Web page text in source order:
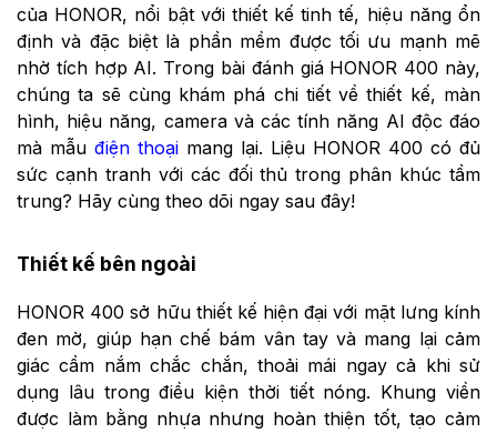
của HONOR, nổi bật với thiết kế tinh tế, hiệu năng ổn
định và đặc biệt là phần mềm được tối ưu mạnh mẽ
nhờ tích hợp AI. Trong bài đánh giá HONOR 400 này,
chúng ta sẽ cùng khám phá chi tiết về thiết kế, màn
hình, hiệu năng, camera và các tính năng AI độc đáo
mà mẫu điện thoại mang lại. Liệu HONOR 400 có đủ
sức cạnh tranh với các đối thủ trong phân khúc tầm
trung? Hãy cùng theo dõi ngay sau đây!
Thiết kế bên ngoài
HONOR 400 sở hữu thiết kế hiện đại với mặt lưng kính
đen mờ, giúp hạn chế bám vân tay và mang lại cảm
giác cầm nắm chắc chắn, thoải mái ngay cả khi sử
dụng lâu trong điều kiện thời tiết nóng. Khung viền
được làm bằng nhựa nhưng hoàn thiện tốt, tạo cảm